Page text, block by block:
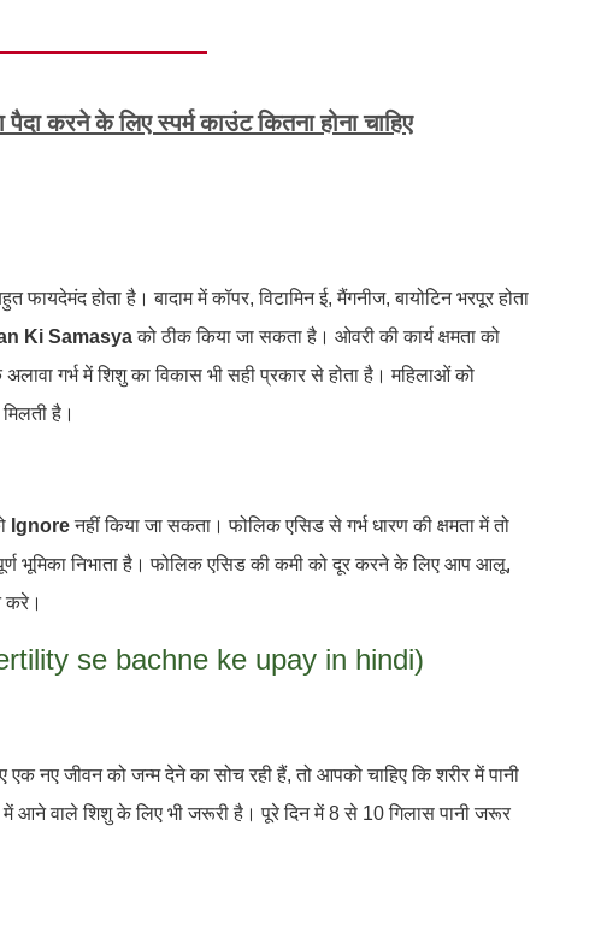
पैदा करने के लिए स्पर्म काउंट कितना होना चाहिए
होता है। बादाम में कॉपर, विटामिन ई, मैंगनीज, बायोटिन भरपूर होता
Ki Samasyaको ठीक किया जा सकता है। ओवरी की कार्य क्षमता को
गर्भ में शिशु का विकास भी सही प्रकार से होता है। महिलाओं को
है।
Ignoreनहीं किया जा सकता। फोलिक एसिड से गर्भ धारण की क्षमता में तो
भूमिका निभाता है। फोलिक एसिड की कमी को दूर करने के लिए आप आलू,
करे।
se bachne ke upay in hindi)
नए जीवन को जन्म देने का सोच रही हैं, तो आपको चाहिए कि शरीर में पानी
आने वाले शिशु के लिए भी जरूरी है। पूरे दिन में 8 से 10 गिलास पानी जरूर